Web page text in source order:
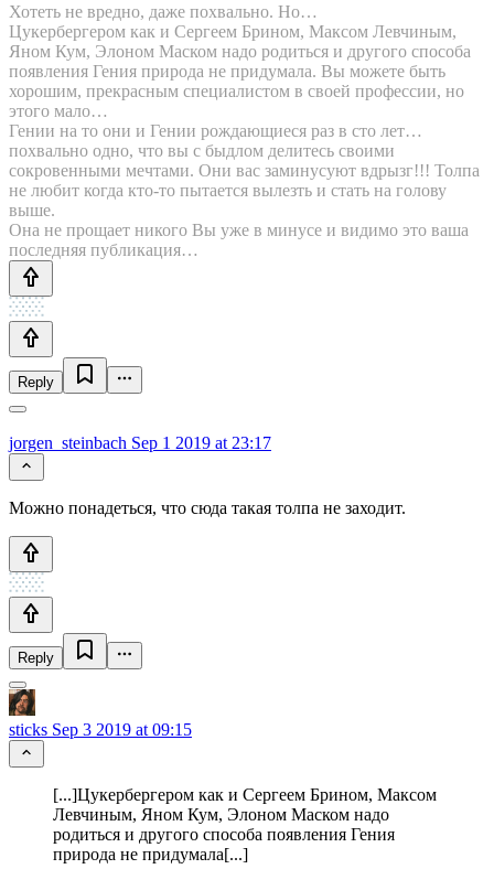
Хотеть не вредно, даже похвально. Но…
Цукербергером как и Сергеем Брином, Максом Левчиным,
Яном Кум, Элоном Маском надо родиться и другого способа
появления Гения природа не придумала. Вы можете быть
хорошим, прекрасным специалистом в своей профессии, но
этого мало…
Гении на то они и Гении рождающиеся раз в сто лет…
похвально одно, что вы с быдлом делитесь своими
сокровенными мечтами. Они вас заминусуют вдрызг!!! Толпа
не любит когда кто-то пытается вылезть и стать на голову
выше.
Она не прощает никого Вы уже в минусе и видимо это ваша
последняя публикация…
Reply
jorgen_steinbach Sep 1 2019 at 23:17
Можно понадеться, что сюда такая толпа не заходит.
Reply
sticks Sep 3 2019 at 09:15
[...]Цукербергером как и Сергеем Брином, Максом
Левчиным, Яном Кум, Элоном Маском надо
родиться и другого способа появления Гения
природа не придумала[...]